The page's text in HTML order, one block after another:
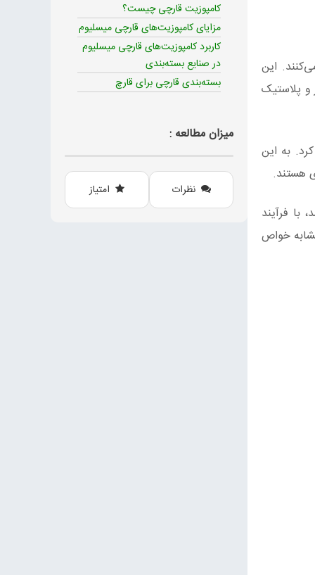
این
و پلاستیک
به این
هستند.
فرآیند
خواص
کامپوزیت‌ قارچی چیست؟
مزایای کامپوزیت‌های قارچی میسلیوم
کاربرد کامپوزیت‌های قارچی میسلیوم
در صنایع بسته‌بندی
بسته‌بندی قارچی برای قارچ
میزان مطالعه :
نظرات امتیاز